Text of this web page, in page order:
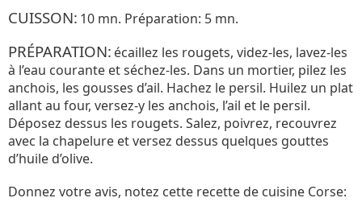
CUISSON: 10 mn. Préparation: 5 mn.
PRÉPARATION: écaillez les rougets, videz-les, lavez-les
à l’eau courante et séchez-les. Dans un mortier, pilez les
anchois, les gousses d’ail. Hachez le persil. Huilez un plat
allant au four, versez-y les anchois, l’ail et le persil.
Déposez dessus les rougets. Salez, poivrez, recouvrez
avec la chapelure et versez dessus quelques gouttes
d’huile d’olive.
Donnez votre avis, notez cette recette de cuisine Corse: